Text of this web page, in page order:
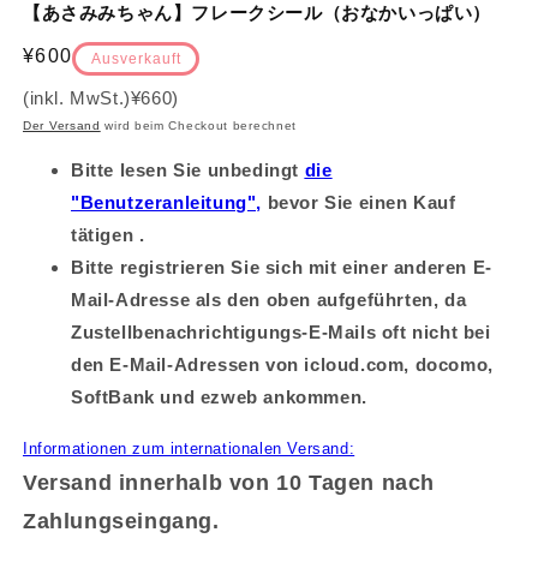
【あさみみちゃん】フレークシール（おなかいっぱい）
Normalpreis
¥600 Ausverkauft
(inkl. MwSt.)¥660)
Der Versand wird beim Checkout berechnet
Bitte lesen Sie unbedingt die
"Benutzeranleitung", bevor Sie einen Kauf
tätigen .
Bitte registrieren Sie sich mit einer anderen E-
Mail-Adresse als den oben aufgeführten, da
Zustellbenachrichtigungs-E-Mails oft nicht bei
den E-Mail-Adressen von icloud.com, docomo,
SoftBank und ezweb ankommen.
Informationen zum internationalen Versand:
Versand innerhalb von 10 Tagen nach
Zahlungseingang.